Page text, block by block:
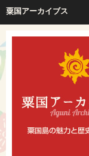
粟国アーカイブス